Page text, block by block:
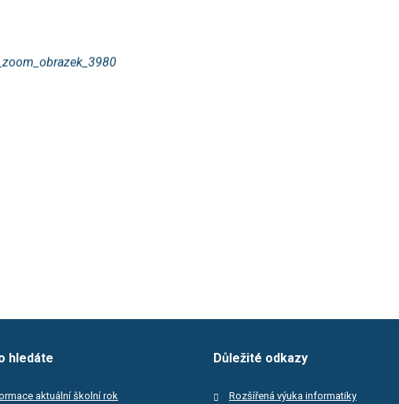
hledáte
aktuální školní rok
Důležité odkazy
Rozšířená výuka informatiky